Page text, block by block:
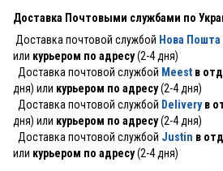
Доставка Почтовыми службами по
Доставка почтовой службой Нова Пошта
или курьером по адресу(2-4 дня)
Доставка почтовой службой Meest в
дня) или курьером по адресу(2-4 дня)
Доставка почтовой службой Deliveryв
дня) или курьером по адресу(2-4 дня)
Доставка почтовой службой Justin в
или курьером по адресу(2-4 дня)